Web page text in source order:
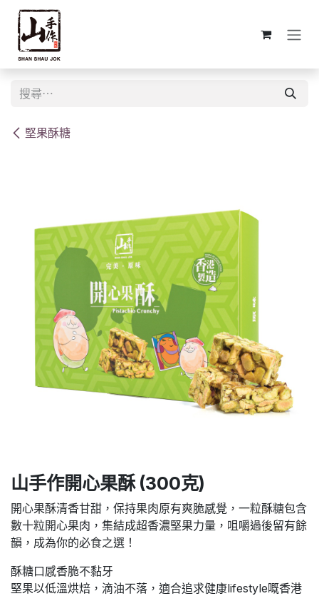
跳至內容
堅果酥糖
山手作開心果酥 (300克)
開心果酥清香甘甜，保持果肉原有爽脆感覺，一粒酥糖包含
數十粒開心果肉，集結成超香濃堅果力量，咀嚼過後留有餘
韻，成為你的必食之選！
酥糖口感香脆不黏牙
堅果以低溫烘焙，滴油不落，適合追求健康lifestyle嘅香港